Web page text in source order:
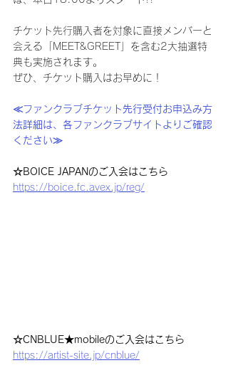
チケット先行購入者を対象に直接メンバーと
会える「MEET&GREET」を含む2大抽選特
典も実施されます。
ぜひ、チケット購入はお早めに！
≪ファンクラブチケット先行受付お申込み方
法詳細は、各ファンクラブサイトよりご確認
ください≫
☆BOICE JAPANのご入会はこちら
https://boice.fc.avex.jp/reg/
☆CNBLUE★mobileのご入会はこちら
https://artist-site.jp/cnblue/